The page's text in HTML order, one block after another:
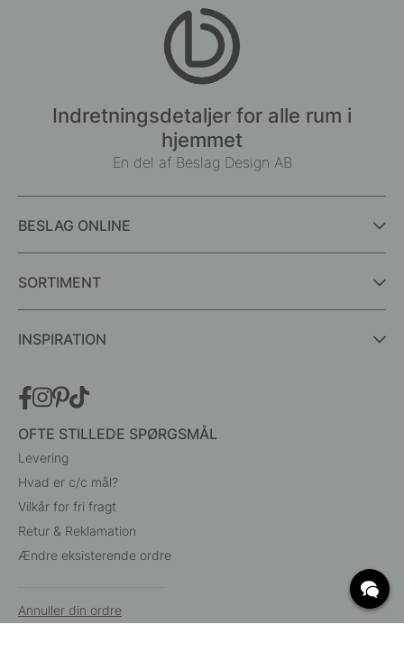
Indretningsdetaljer for alle rum i
hjemmet
En del af Beslag Design AB
BESLAG ONLINE
SORTIMENT
INSPIRATION
OFTE STILLEDE SPØRGSMÅL
Levering
Hvad er c/c mål?
Vilkår for fri fragt
Retur & Reklamation
Ændre eksisterende ordre
Annuller din ordre